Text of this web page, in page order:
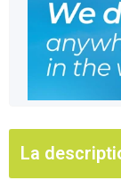
La